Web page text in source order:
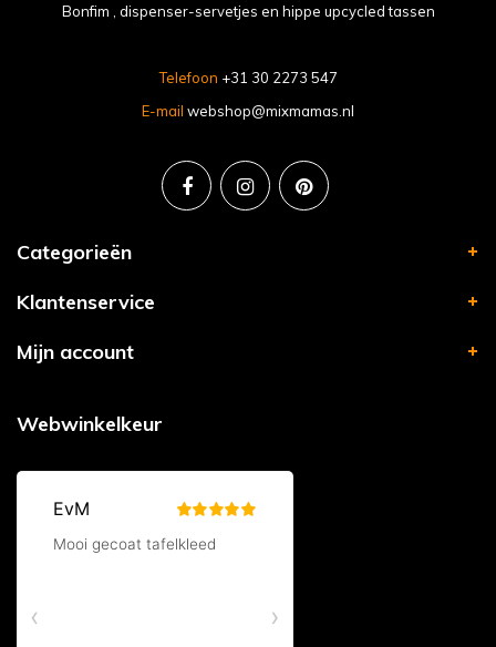
Bonfim , dispenser-servetjes en hippe upcycled tassen
Telefoon +31 30 2273 547
E-mail webshop@mixmamas.nl
Categorieën
Klantenservice
Mijn account
Webwinkelkeur